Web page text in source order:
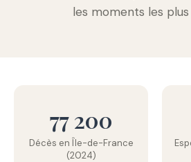
les moments les plus
77 200
Décès en Île-de-France
(2024)